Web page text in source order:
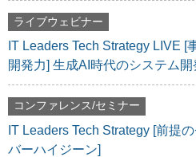
ライブウェビナー
IT Leaders Tech Strategy LIVE [
開発力] 生成AI時代のシステム開
コンファレンス/セミナー
IT Leaders Tech Strategy [前提
バーハイジーン]